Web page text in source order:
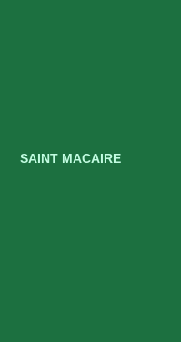
SAINT MACAIRE